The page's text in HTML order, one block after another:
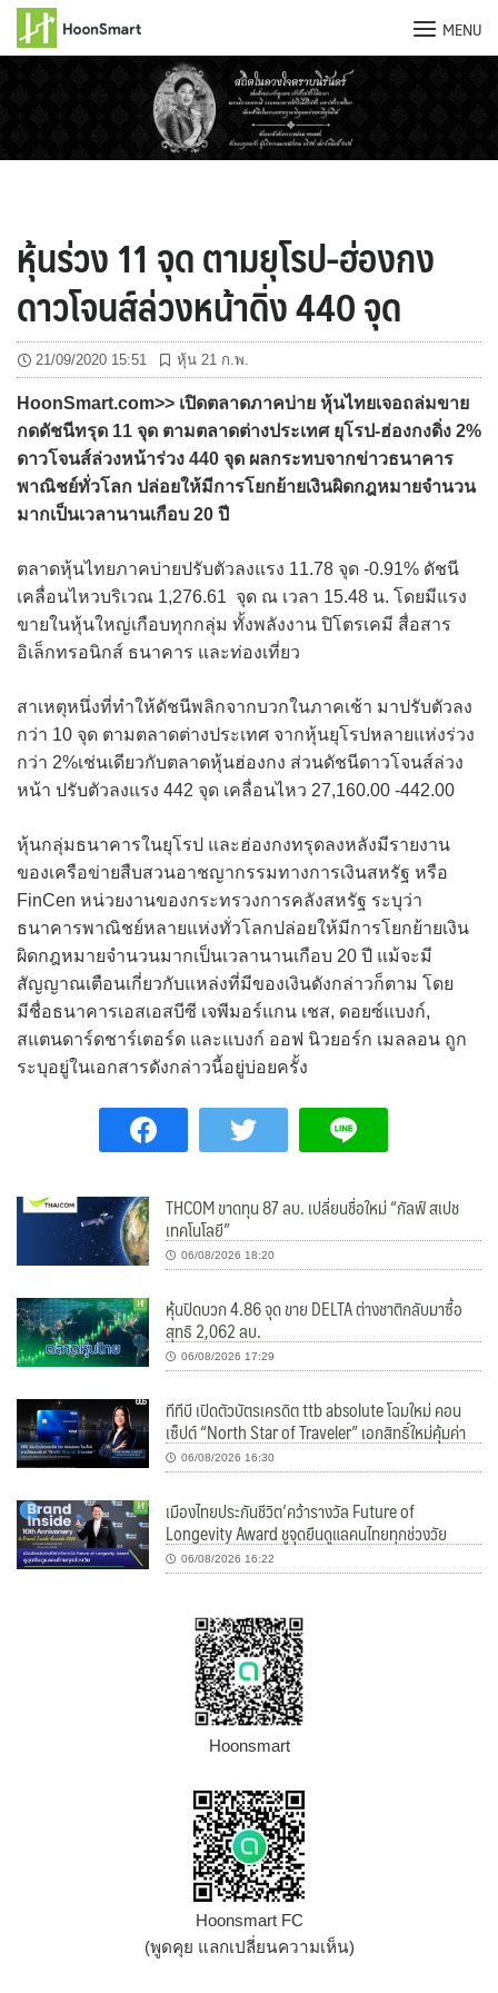
MENU
หุ้นร่วง 11 จุด ตามยุโรป-ฮ่องกง
ดาวโจนส์ล่วงหน้าดิ่ง 440 จุด
21/09/2020 15:51 หุ้น 21 ก.พ.
HoonSmart.com>> เปิดตลาดภาคบ่าย หุ้นไทยเจอถล่มขาย
กดดัชนีทรุด 11 จุด ตามตลาดต่างประเทศ ยุโรป-ฮ่องกงดิ่ง 2%
ดาวโจนส์ล่วงหน้าร่วง 440 จุด ผลกระทบจากข่าวธนาคาร
พาณิชย์ทั่วโลก ปล่อยให้มีการโยกย้ายเงินผิดกฎหมายจำนวน
มากเป็นเวลานานเกือบ 20 ปี
ตลาดหุ้นไทยภาคบ่ายปรับตัวลงแรง 11.78 จุด -0.91% ดัชนี
เคลื่อนไหวบริเวณ 1,276.61 จุด ณ เวลา 15.48 น. โดยมีแรง
ขายในหุ้นใหญ่เกือบทุกกลุ่ม ทั้งพลังงาน ปิโตรเคมี สื่อสาร
อิเล็กทรอนิกส์ ธนาคาร และท่องเที่ยว
สาเหตุหนึ่งที่ทำให้ดัชนีพลิกจากบวกในภาคเช้า มาปรับตัวลง
กว่า 10 จุด ตามตลาดต่างประเทศ จากหุ้นยุโรปหลายแห่งร่วง
กว่า 2%เช่นเดียวกับตลาดหุ้นฮ่องกง ส่วนดัชนีดาวโจนส์ล่วง
หน้า ปรับตัวลงแรง 442 จุด เคลื่อนไหว 27,160.00 -442.00
หุ้นกลุ่มธนาคารในยุโรป และฮ่องกงทรุดลงหลังมีรายงาน
ของเครือข่ายสืบสวนอาชญากรรมทางการเงินสหรัฐ หรือ
FinCen หน่วยงานของกระทรวงการคลังสหรัฐ ระบุว่า
ธนาคารพาณิชย์หลายแห่งทั่วโลกปล่อยให้มีการโยกย้ายเงิน
ผิดกฎหมายจำนวนมากเป็นเวลานานเกือบ 20 ปี แม้จะมี
สัญญาณเตือนเกี่ยวกับแหล่งที่มีของเงินดังกล่าวก็ตาม โดย
มีชื่อธนาคารเอสเอสบีซี เจพีมอร์แกน เชส, ดอยซ์แบงก์,
สแตนดาร์ดชาร์เตอร์ด และแบงก์ ออฟ นิวยอร์ก เมลลอน ถูก
ระบุอยู่ในเอกสารดังกล่าวนี้อยู่บ่อยครั้ง
THCOM ขาดทุน 87 ลบ. เปลี่ยนชื่อใหม่ “กัลฟ์ สเปช
เทคโนโลยี”
06/08/2026 18:20
หุ้นปิดบวก 4.86 จุด ขาย DELTA ต่างชาติกลับมาซื้อ
สุทธิ 2,062 ลบ.
06/08/2026 17:29
ทีทีบี เปิดตัวบัตรเครดิต ttb absolute โฉมใหม่ คอน
เซ็ปต์ “North Star of Traveler” เอกสิทธิ์ใหม่คุ้มค่า
06/08/2026 16:30
เมืองไทยประกันชีวิต’คว้ารางวัล Future of
Longevity Award ชูจุดยืนดูแลคนไทยทุกช่วงวัย
06/08/2026 16:22
Hoonsmart
Hoonsmart FC
(พูดคุย แลกเปลี่ยนความเห็น)